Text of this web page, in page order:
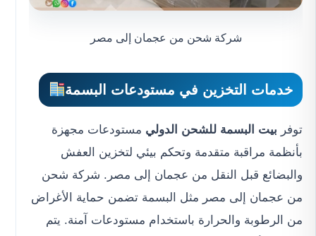
شركة شحن من عجمان إلى مصر
خدمات التخزين في مستودعات البسمة
توفر بيت البسمة للشحن الدولي مستودعات مجهزة
بأنظمة مراقبة متقدمة وتحكم بيئي لتخزين العفش
والبضائع قبل النقل من عجمان إلى مصر. شركة شحن
من عجمان إلى مصر مثل البسمة تضمن حماية الأغراض
من الرطوبة والحرارة باستخدام مستودعات آمنة. يتم